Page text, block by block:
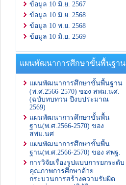
ข้อมูล 10 มิ.ย. 2567
ข้อมูล 10 มิ.ย. 2568
ข้อมูล 10 พ.ย. 2568
ข้อมูล 10 มิ.ย. 2569
แผนพัฒนาการศึกษาขั้นพื้นฐาน
แผนพัฒนาการศึกษาขั้นพื้นฐาน
(พ.ศ.2566-2570) ของ สพม.นศ.
(ฉบับทบทวน ปีงบประมาณ
2569)
แผนพัฒนาการศึกษาขั้นพื้น
ฐาน(พ.ศ.2566-2570) ของ
สพม.นศ
แผนพัฒนาการศึกษาขั้นพื้น
ฐาน(พ.ศ.2566-2570) ของ สพฐ.
การวิจัยเรื่องรูปแบบการยกระดับ
คุณภาพการศึกษาด้วย
กระบวนการสร้างความรับผิด